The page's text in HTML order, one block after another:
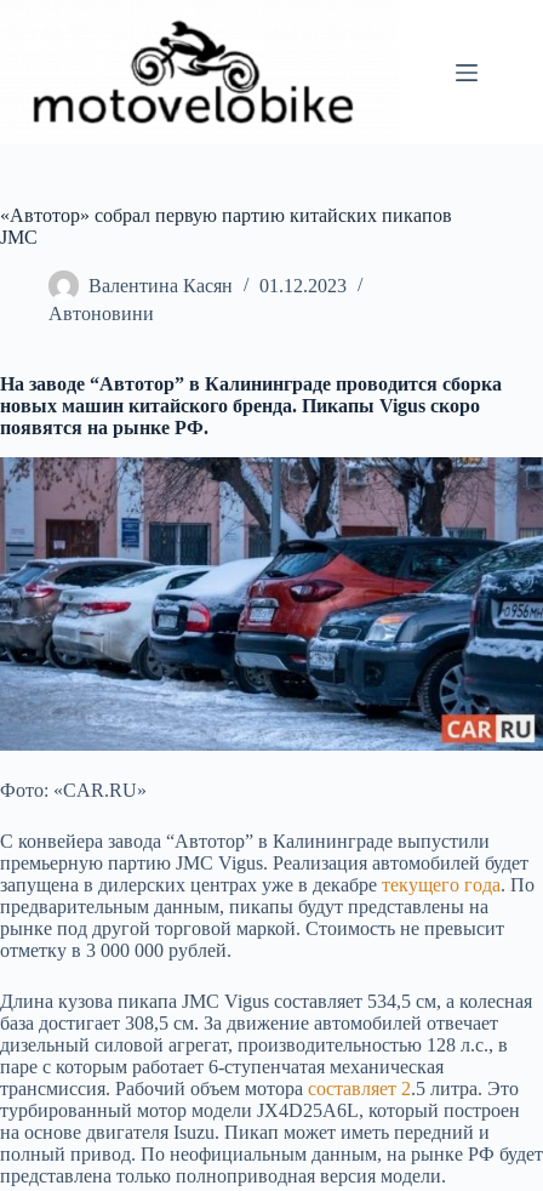
«Автотор» собрал первую партию китайских пикапов
JMC
Валентина Касян
01.12.2023
Автоновини
На заводе “Автотор” в Калининграде проводится сборка
новых машин китайского бренда. Пикапы Vigus скоро
появятся на рынке РФ.
Фото: «CAR.RU»
С конвейера завода “Автотор” в Калининграде выпустили
премьерную партию JMC Vigus. Реализация автомобилей будет
запущена в дилерских центрах уже в декабре текущего года. По
предварительным данным, пикапы будут представлены на
рынке под другой торговой маркой. Стоимость не превысит
отметку в 3 000 000 рублей.
Длина кузова пикапа JMC Vigus составляет 534,5 см, а колесная
база достигает 308,5 см. За движение автомобилей отвечает
дизельный силовой агрегат, производительностью 128 л.с., в
паре с которым работает 6-ступенчатая механическая
трансмиссия. Рабочий объем мотора составляет 2.5 литра. Это
турбированный мотор модели JX4D25A6L, который построен
на основе двигателя Isuzu. Пикап может иметь передний и
полный привод. По неофициальным данным, на рынке РФ будет
представлена только полноприводная версия модели.